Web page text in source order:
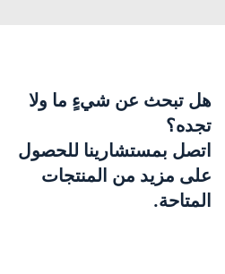
هل تبحث عن شيءٍ ما ولا
تجده؟
اتصل بمستشارينا للحصول
على مزيد من المنتجات
المتاحة.